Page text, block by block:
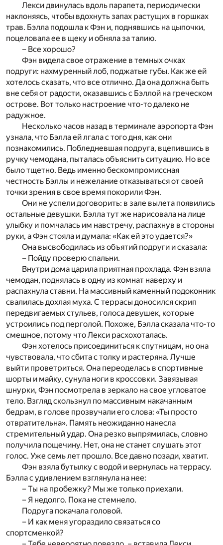
Лекси двинулась вдоль парапета, периодически
наклоняясь, чтобы вдохнуть запах растущих в горшках
трав. Бэлла подошла к Фэн и, поднявшись на цыпочки,
поцеловала ее в щеку и обняла за талию.
– Все хорошо?
Фэн видела свое отражение в темных очках
подруги: нахмуренный лоб, поджатые губы. Как же ей
хотелось сказать, что все отлично. Да она должна быть
вне себя от радости, оказавшись с Бэллой на греческом
острове. Вот только настроение что-то далеко не
радужное.
Несколько часов назад в терминале аэропорта Фэн
узнала, что Бэлла ей лгала с того дня, как они
познакомились. Побледневшая подруга, вцепившись в
ручку чемодана, пыталась объяснить ситуацию. Но все
было тщетно. Ведь именно бескомпромиссная
честность Бэллы и нежелание отказываться от своей
точки зрения в свое время покорили Фэн.
Они не успели договорить: в зале вылета появились
остальные девушки. Бэлла тут же нарисовала на лице
улыбку и помчалась им навстречу, распахнув в стороны
руки, а Фэн стояла и думала: «Как ей это удается?»
Она высвободилась из объятий подруги и сказала:
– Пойду проверю спальни.
Внутри дома царила приятная прохлада. Фэн взяла
чемодан, поднялась в одну из комнат наверху и
распахнула ставни. На массивный каменный подоконник
свалилась дохлая муха. С террасы доносился скрип
передвигаемых стульев, голоса девушек, которые
устроились под перголой. Похоже, Бэлла сказала что-то
смешное, потому что Лекси расхохоталась.
Фэн хотелось присоединиться к спутницам, но она
чувствовала, что сбита с толку и растеряна. Лучше
выйти проветриться. Она переоделась в спортивные
шорты и майку, сунула ноги в кроссовки. Завязывая
шнурки, Фэн посмотрела в зеркало на свое угловатое
тело. Взгляд скользнул по массивным накачанным
бедрам, в голове прозвучали его слова: «Ты просто
отвратительна». Память неожиданно нанесла
стремительный удар. Она резко выпрямилась, словно
получила пощечину. Нет, она не станет слушать этот
голос. Уже семь лет прошло. Все давно позади, хватит.
Фэн взяла бутылку с водой и вернулась на террасу.
Бэлла с удивлением взглянула на нее:
– Ты на пробежку? Мы же только приехали.
– Я недолго. Пока не стемнело.
Подруга покачала головой.
– И как меня угораздило связаться со
спортсменкой?